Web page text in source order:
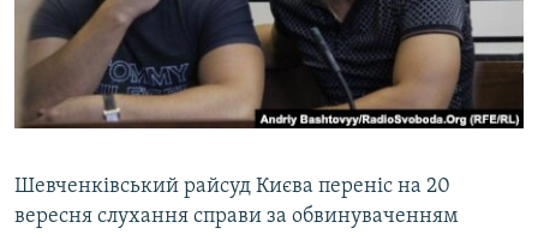
ДЕПОРТАЦІЯ
ВІДЕОУРОКИ «ELIFBE»
СВІДЧЕННЯ ОКУПАЦІЇ
ЯК ОБІЙТИ БЛОКУВАННЯ
Русский
Qırımtatar
Шевченківський райсуд Києва переніс на 20
вересня слухання справи за обвинуваченням